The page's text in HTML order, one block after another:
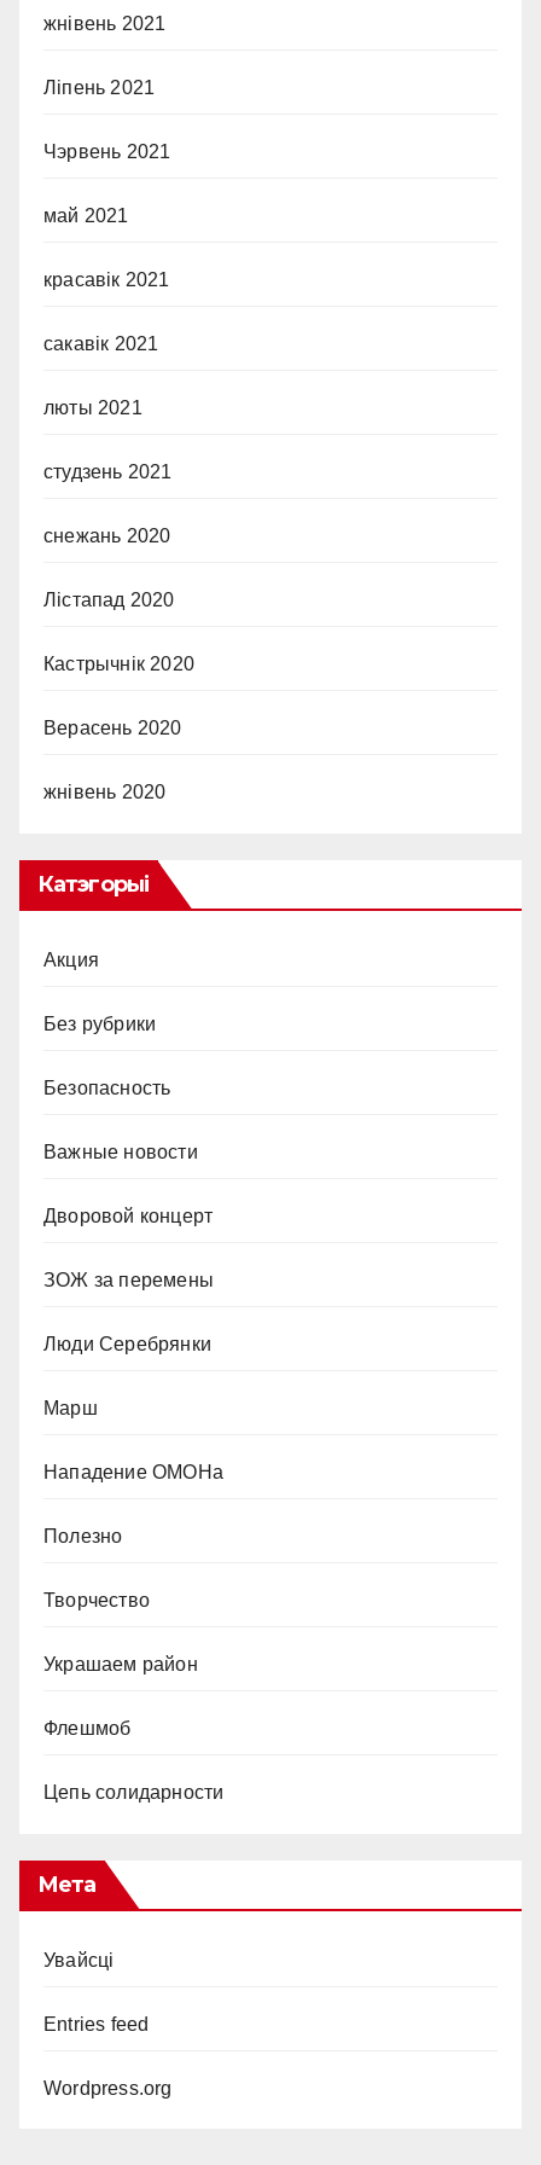
жнівень 2021
Ліпень 2021
Чэрвень 2021
май 2021
красавік 2021
сакавік 2021
люты 2021
студзень 2021
снежань 2020
Лістапад 2020
Кастрычнік 2020
Верасень 2020
жнівень 2020
Катэгорыі
Акция
Без рубрики
Безопасность
Важные новости
Дворовой концерт
ЗОЖ за перемены
Люди Серебрянки
Марш
Нападение ОМОНа
Полезно
Творчество
Украшаем район
Флешмоб
Цепь солидарности
Мета
Увайсці
Entries feed
Wordpress.org